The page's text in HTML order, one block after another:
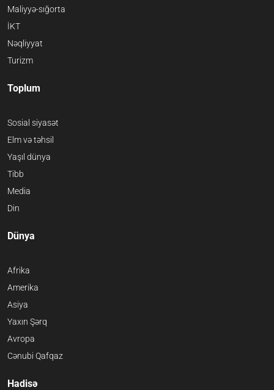
Maliyyə-sığorta
İKT
Nəqliyyat
Turizm
Toplum
Sosial siyasət
Elm və təhsil
Yaşıl dünya
Tibb
Media
Din
Dünya
Afrika
Amerika
Asiya
Yaxın Şərq
Avropa
Cənubi Qafqaz
Hadisə